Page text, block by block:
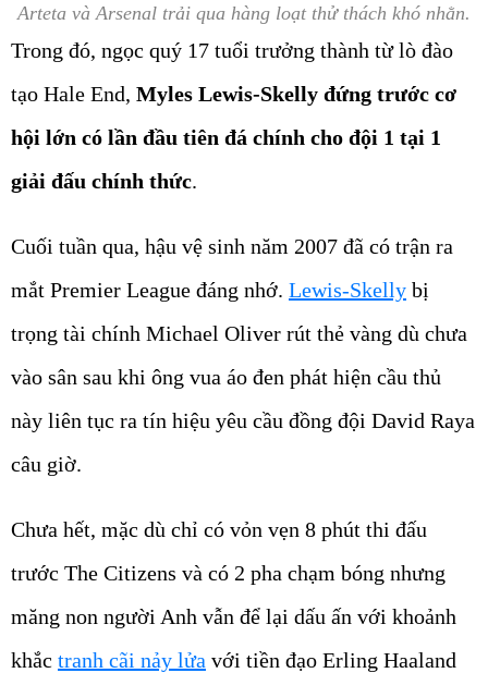
Arteta và Arsenal trải qua hàng loạt thử thách khó nhằn.
Trong đó, ngọc quý 17 tuổi trưởng thành từ lò đào
tạo Hale End, Myles Lewis-Skelly đứng trước cơ
hội lớn có lần đầu tiên đá chính cho đội 1 tại 1
giải đấu chính thức.
Cuối tuần qua, hậu vệ sinh năm 2007 đã có trận ra
mắt Premier League đáng nhớ. Lewis-Skelly bị
trọng tài chính Michael Oliver rút thẻ vàng dù chưa
vào sân sau khi ông vua áo đen phát hiện cầu thủ
này liên tục ra tín hiệu yêu cầu đồng đội David Raya
câu giờ.
Chưa hết, mặc dù chỉ có vỏn vẹn 8 phút thi đấu
trước The Citizens và có 2 pha chạm bóng nhưng
măng non người Anh vẫn để lại dấu ấn với khoảnh
khắc tranh cãi nảy lửa với tiền đạo Erling Haaland